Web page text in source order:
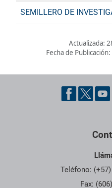
SEMILLERO DE
Actualizada:
Fecha de Publicación:
Pie de página con
Teléfono:
Fax: